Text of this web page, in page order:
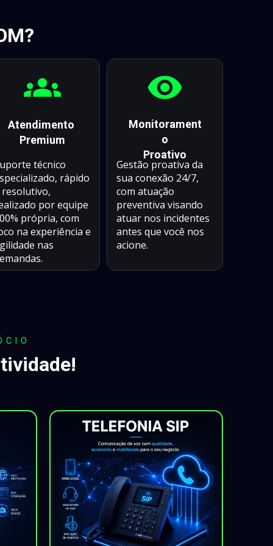
Monitorament
o
Proativo
Atendimento
Premium
técnico
rápido
resolutivo,
por equipe
própria, com
na experiência e
nas
Gestão proativa da
sua conexão 24/7,
com atuação
preventiva visando
atuar nos incidentes
antes que você nos
acione.